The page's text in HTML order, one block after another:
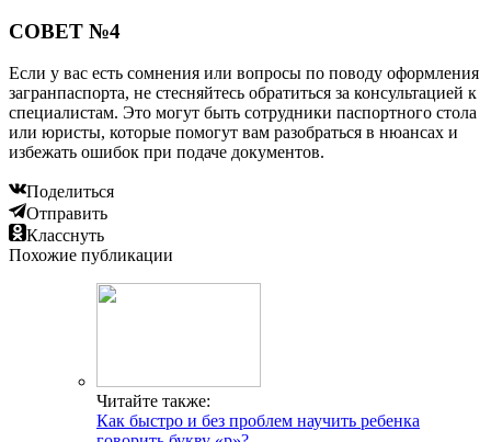
СОВЕТ №4
Если у вас есть сомнения или вопросы по поводу оформления
загранпаспорта, не стесняйтесь обратиться за консультацией к
специалистам. Это могут быть сотрудники паспортного стола
или юристы, которые помогут вам разобраться в нюансах и
избежать ошибок при подаче документов.
Поделиться
Отправить
Класснуть
Похожие публикации
Читайте также:
Как быстро и без проблем научить ребенка